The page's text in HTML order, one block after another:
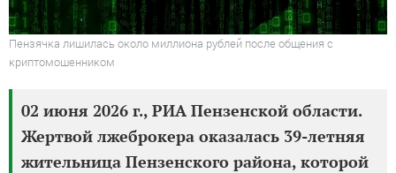
Пензячка лишилась около миллиона рублей после общения с
криптомошенником
02 июня 2026 г., РИА Пензенской области.
Жертвой лжеброкера оказалась 39-летняя
жительница Пензенского района, которой